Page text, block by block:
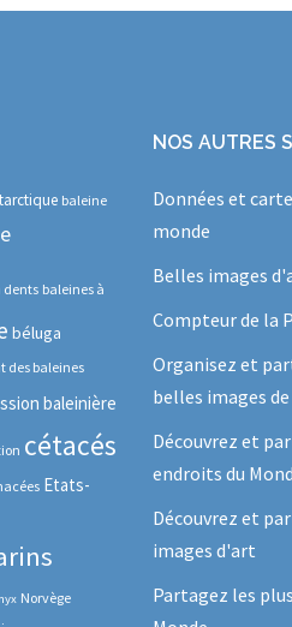
baleine
dents baleines à
béluga
des baleines
baleinière
cétacés
Etats-
Norvège
NOS AUTRES
Données et
monde
Belles images
Compteur de la
Organisez et
belles images
Découvrez et
endroits du
Découvrez et
images d'art
Partagez les